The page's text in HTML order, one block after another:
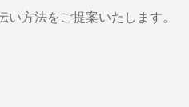
方法をご提案いたします。